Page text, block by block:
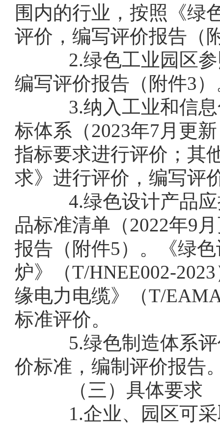
围内的行业，按照《绿
评价，编写评价报告（
2.绿色工业园区参
编写评价报告（附件3
3.纳入工业和信息
标体系（2023年7月更
指标要求进行评价；其
求》进行评价，编写评
4.绿色设计产品应
品标准清单（2022年9
报告（附件5）。《绿
炉》（T/HNEE002-
缘电力电缆》（T/
标准评价。
5.绿色制造体系评
价标准，编制评价报告
（三）具体要求
1.企业、园区可采